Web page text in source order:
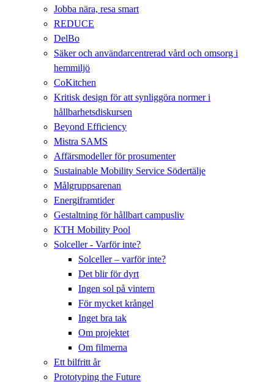
Jobba nära, resa smart
REDUCE
DelBo
Säker och användarcentrerad vård och omsorg i
hemmiljö
CoKitchen
Kritisk design för att synliggöra normer i
hållbarhetsdiskursen
Beyond Efficiency
Mistra SAMS
Affärsmodeller för prosumenter
Sustainable Mobility Service Södertälje
Målgruppsarenan
Energiframtider
Gestaltning för hållbart campusliv
KTH Mobility Pool
Solceller - Varför inte?
Solceller – varför inte?
Det blir för dyrt
Ingen sol på vintern
För mycket krångel
Inget bra tak
Om projektet
Om filmerna
Ett bilfritt år
Prototyping the Future